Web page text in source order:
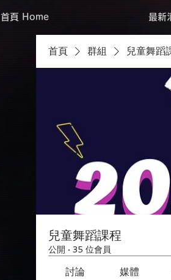
首頁 Home 最新
首頁 群組 兒童舞蹈
兒童舞蹈課程
公開 · 35 位會員
討論 媒體